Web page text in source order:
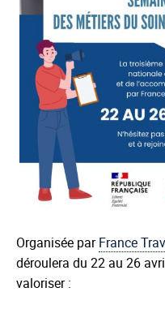
Organisée parFrance
déroulera du 22 au 26
valoriser :